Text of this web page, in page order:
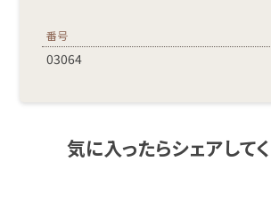
番号
03064
気に入ったらシェアしてく